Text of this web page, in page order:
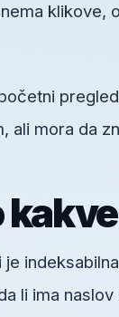
klikove,
ali mora da
li ima